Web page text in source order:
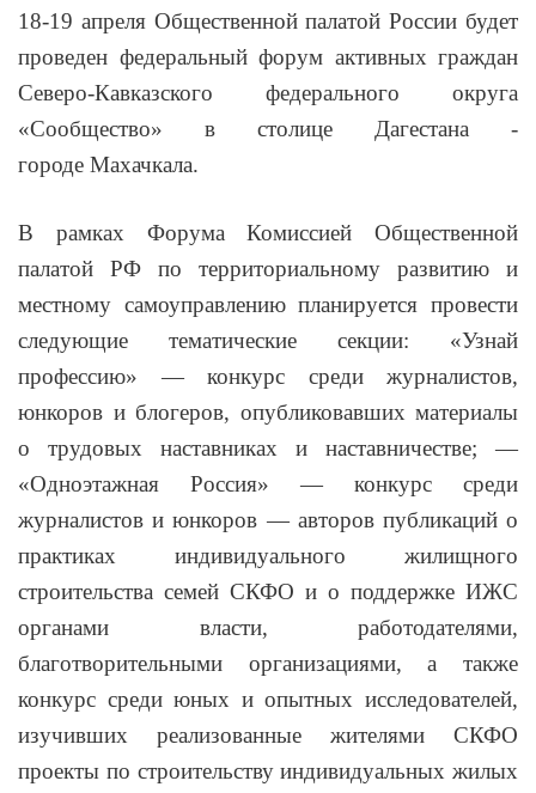
18-19 апреля Общественной палатой России будет
проведен федеральный форум активных граждан
Северо-Кавказского федерального округа
«Сообщество» в столице Дагестана -
городе Махачкала.
В рамках Форума Комиссией Общественной
палатой РФ по территориальному развитию и
местному самоуправлению планируется провести
следующие тематические секции: «Узнай
профессию» — конкурс среди журналистов,
юнкоров и блогеров, опубликовавших материалы
о трудовых наставниках и наставничестве; —
«Одноэтажная Россия» — конкурс среди
журналистов и юнкоров — авторов публикаций о
практиках индивидуального жилищного
строительства семей СКФО и о поддержке ИЖС
органами власти, работодателями,
благотворительными организациями, а также
конкурс среди юных и опытных исследователей,
изучивших реализованные жителями СКФО
проекты по строительству индивидуальных жилых